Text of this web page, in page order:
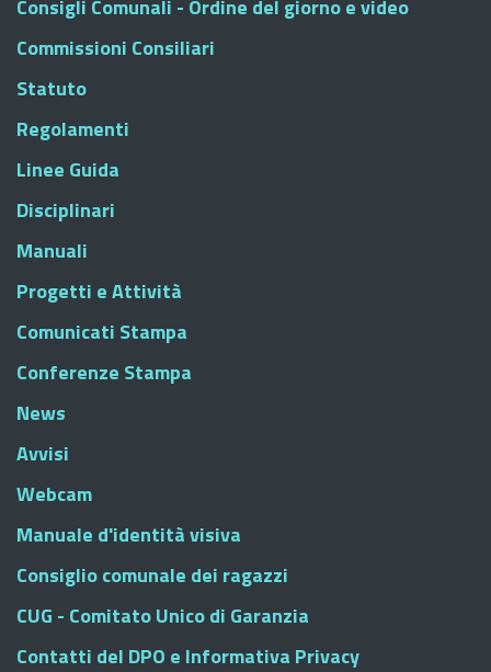
Consigli Comunali - Ordine del giorno e video
Commissioni Consiliari
Statuto
Regolamenti
Linee Guida
Disciplinari
Manuali
Progetti e Attività
Comunicati Stampa
Conferenze Stampa
News
Avvisi
Webcam
Manuale d'identità visiva
Consiglio comunale dei ragazzi
CUG - Comitato Unico di Garanzia
Contatti del DPO e Informativa Privacy